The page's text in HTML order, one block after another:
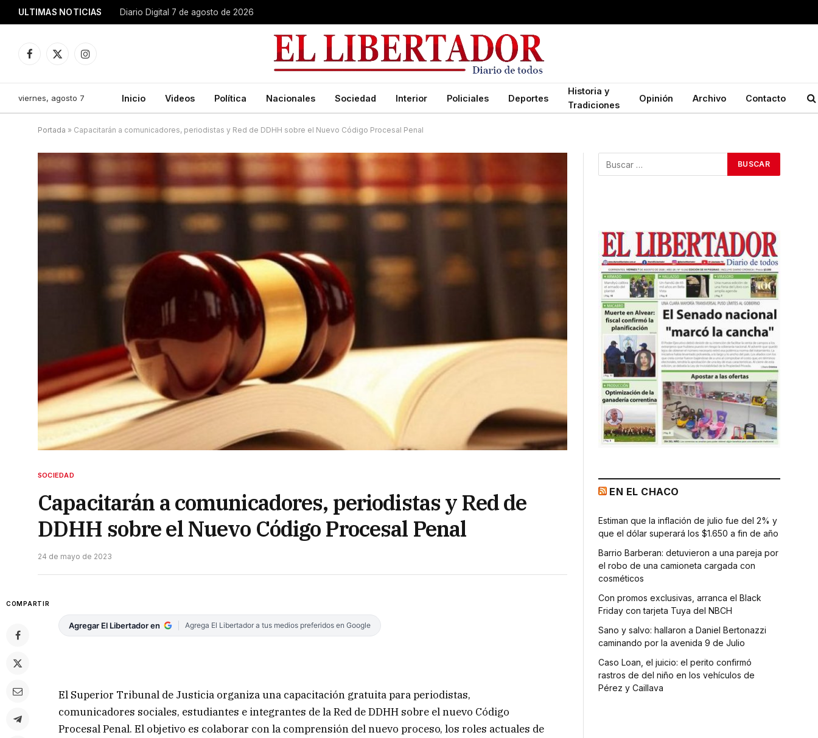
ULTIMAS NOTICIAS Diario Digital 7 de agosto de 2026
Facebook
X
Instagram
viernes, agosto 7 Inicio Videos Política Nacionales Sociedad Interior Policiales Deportes
Historia y
Tradiciones
Opinión Archivo Contacto
Portada » Capacitarán a comunicadores, periodistas y Red de DDHH sobre el Nuevo Código Procesal Penal
SOCIEDAD
Capacitarán a comunicadores, periodistas y Red de
DDHH sobre el Nuevo Código Procesal Penal
24 de mayo de 2023
COMPARTIR
Agregar El Libertador en Agrega El Libertador a tus medios preferidos en Google
El Superior Tribunal de Justicia organiza una capacitación gratuita para periodistas,
comunicadores sociales, estudiantes e integrantes de la Red de DDHH sobre el nuevo Código
Procesal Penal. El objetivo es colaborar con la comprensión del nuevo proceso, los roles actuales de
EN EL CHACO
Estiman que la inflación de julio fue del 2% y
que el dólar superará los $1.650 a fin de año
Barrio Barberan: detuvieron a una pareja por
el robo de una camioneta cargada con
cosméticos
Con promos exclusivas, arranca el Black
Friday con tarjeta Tuya del NBCH
Sano y salvo: hallaron a Daniel Bertonazzi
caminando por la avenida 9 de Julio
Caso Loan, el juicio: el perito confirmó
rastros de del niño en los vehículos de
Pérez y Caillava